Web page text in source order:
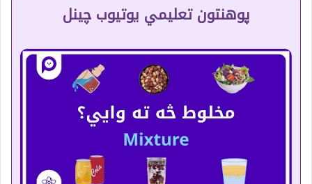
پوهنتون تعلیمي یوتیوب چینل